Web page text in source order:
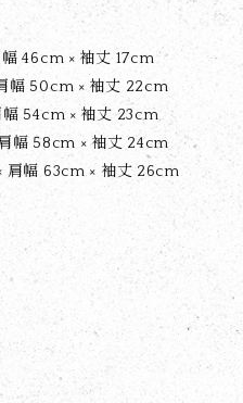
46cm × 袖丈 17cm
幅 50cm × 袖丈 22cm
54cm × 袖丈 23cm
幅 58cm × 袖丈 24cm
肩幅 63cm × 袖丈 26cm